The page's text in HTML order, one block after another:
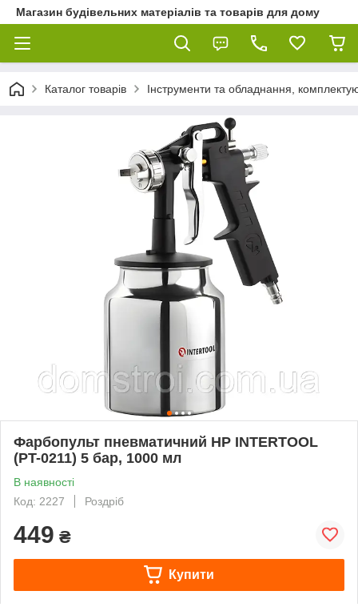
Магазин будівельних матеріалів та товарів для дому
Каталог товарів Інструменти та обладнання,
Фарбопульт пневматичний HP INTERTOOL
(PT-0211) 5 бар, 1000 мл
В наявності
Код: 2227
Роздріб
449 ₴
Купити